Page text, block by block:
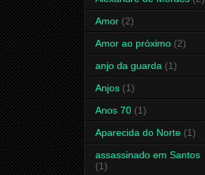
Amor (2)
Amor ao próximo (2)
anjo da guarda (1)
Anjos (1)
Anos 70 (1)
Aparecida do Norte (1)
assassinado em Santos
(1)